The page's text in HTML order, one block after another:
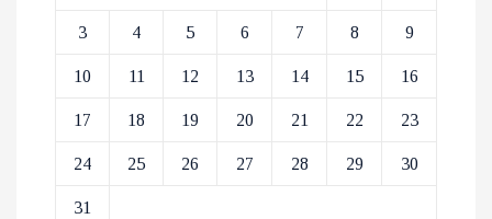
3 4 5 6 7 8 9
10 11 12 13 14 15 16
17 18 19 20 21 22 23
24 25 26 27 28 29 30
31